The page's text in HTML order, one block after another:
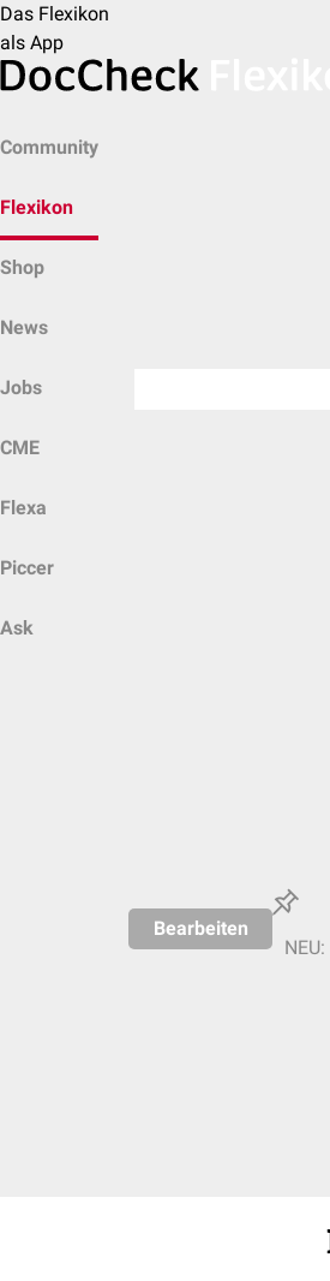
Das Flexikon
als App
Community
Flexikon
Shop
News
Jobs
CME
Flexa
Piccer
Ask
Bearbeiten